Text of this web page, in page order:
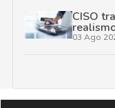
CISO
03 Ago